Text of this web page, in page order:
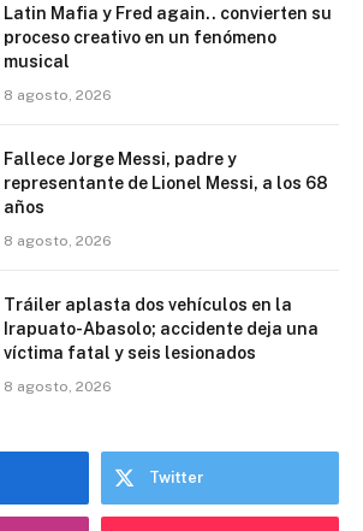
Latin Mafia y Fred again.. convierten su
proceso creativo en un fenómeno
musical
8 agosto, 2026
Fallece Jorge Messi, padre y
representante de Lionel Messi, a los 68
años
8 agosto, 2026
Tráiler aplasta dos vehículos en la
Irapuato-Abasolo; accidente deja una
víctima fatal y seis lesionados
8 agosto, 2026
Twitter